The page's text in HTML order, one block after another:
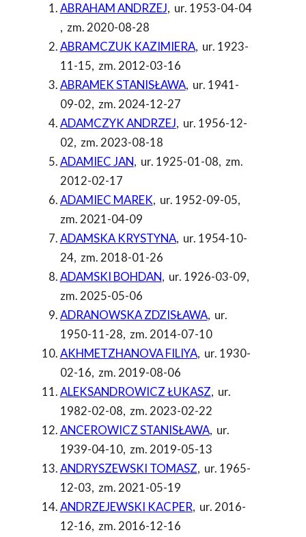
ABRAHAM ANDRZEJ, ur. 1953-04-04
, zm. 2020-08-28
ABRAMCZUK KAZIMIERA, ur. 1923-
11-15, zm. 2012-03-16
ABRAMEK STANISŁAWA, ur. 1941-
09-02, zm. 2024-12-27
ADAMCZYK ANDRZEJ, ur. 1956-12-
02, zm. 2023-08-18
ADAMIEC JAN, ur. 1925-01-08, zm.
2012-02-17
ADAMIEC MAREK, ur. 1952-09-05,
zm. 2021-04-09
ADAMSKA KRYSTYNA, ur. 1954-10-
24, zm. 2018-01-26
ADAMSKI BOHDAN, ur. 1926-03-09,
zm. 2025-05-06
ADRANOWSKA ZDZISŁAWA, ur.
1950-11-28, zm. 2014-07-10
AKHMETZHANOVA FILIYA, ur. 1930-
02-16, zm. 2019-08-06
ALEKSANDROWICZ ŁUKASZ, ur.
1982-02-08, zm. 2023-02-22
ANCEROWICZ STANISŁAWA, ur.
1939-04-10, zm. 2019-05-13
ANDRYSZEWSKI TOMASZ, ur. 1965-
12-03, zm. 2021-05-19
ANDRZEJEWSKI KACPER, ur. 2016-
12-16, zm. 2016-12-16